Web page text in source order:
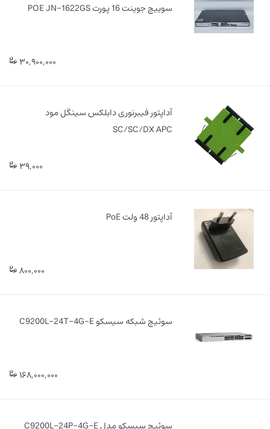
سوییچ جوینت 16 پورت POE JN-1622GS
30,900,000
آداپتور فیبرنوری دابلکس سینگل مود
SC/SC/DX APC
39,000
آداپتور 48 ولت PoE
800,000
سوئیچ شبکه سیسکو C9200L-24T-4G-E
168,000,000
سوئیچ سیسکو مدل C9200L-24P-4G-E